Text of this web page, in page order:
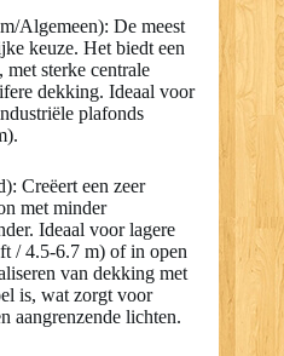
Algemeen): De meest
keuze. Het biedt een
met sterke centrale
dekking. Ideaal voor
plafonds
Creëert een zeer
met minder
Ideaal voor lagere
/ 4.5-6.7 m) of in open
van dekking met
is, wat zorgt voor
aangrenzende lichten.